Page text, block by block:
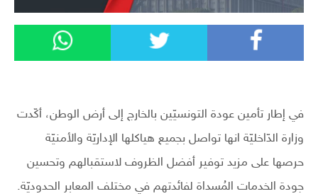
في إطار تأمين عودة التونسيّين بالخارج إلى أرض الوطن، أكّدت
وزارة الدّاخليّة انها تواصل بجميع هياكلها الإداريّة والأمنيّة
حرصها على مزيد توفير أفضل الظروف لاستقبالهم وتحسين
جودة الخدمات المُسداة لفائدتهم في مختلف المعابر الحدوديّة.